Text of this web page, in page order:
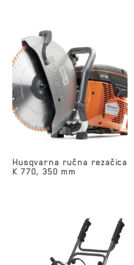
Husqvarna ručna rezačica
K 770, 350 mm